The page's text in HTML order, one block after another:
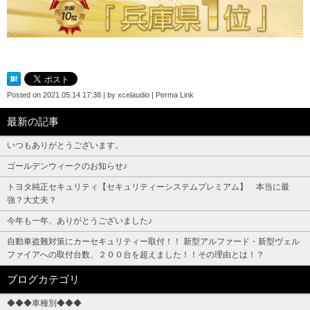
Posted on 2021.05.14 17:38 | by xcelaudio | Perma Link
最新の記事
いつもありがとうございます。
ゴールデンウィークのお知らせ♪
トヨタ純正セキュリティ【セキュリティーシステムプレミアム】 本当に最
強？大丈夫？
今年も一年、ありがとうございました♪
自動車盗難対策にカーセキュリティー取付！！ 新型アルファード・新型ヴェル
ファイアへの取付台数、２００台を超えました！！その理由とは！？
ブログカテゴリ
◆◆◆車種別◆◆◆